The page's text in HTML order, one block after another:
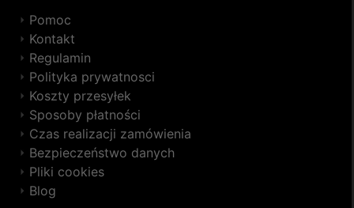
Pomoc
Kontakt
Regulamin
Polityka prywatnosci
Koszty przesyłek
Sposoby płatności
Czas realizacji zamówienia
Bezpieczeństwo danych
Pliki cookies
Blog